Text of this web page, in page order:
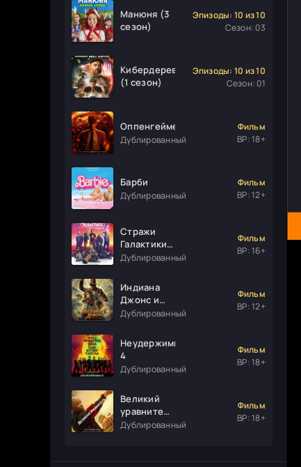
Манюня (3
сезон)
Эпизоды: 10 из 10
Сезон: 03
Кибердеревня
(1 сезон)
Эпизоды: 10 из 10
Сезон: 01
Оппенгеймер
Дублированный
Фильм
ВР: 18+
Барби
Дублированный
Фильм
ВР: 12+
Стражи
Галактики.
Часть 3
Дублированный
Фильм
ВР: 16+
Индиана
Джонс и
колесо
Дублированный
Фильм
ВР: 12+
Неудержимые
4
Дублированный
Фильм
ВР: 18+
Великий
уравнитель
3
Дублированный
Фильм
ВР: 18+